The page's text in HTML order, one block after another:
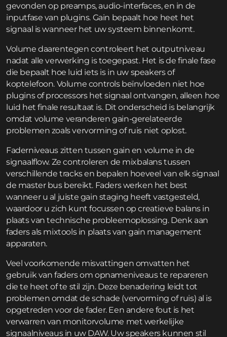
gevonden op preamps, audio-interfaces, en in de
inputfase van plugins. Gain bepaalt hoe heet het
signaal is wanneer het uw systeem binnenkomt.
Volume daarentegen controleert het outputniveau
nadat alle verwerking is toegepast. Het is de finale fase
die bepaalt hoe luid iets is in uw speakers of
koptelefoon. Volume controls beïnvloeden niet hoe
plugins of processors het signaal ontvangen, alleen hoe
luid het finale resultaat is. Dit onderscheid is belangrijk
omdat volume veranderen gain-gerelateerde
problemen zoals vervorming of ruis niet oplost.
Faderniveaus zitten tussen gain en volume in de
signaalflow. Ze controleren de mixbalans tussen
verschillende tracks en bepalen hoeveel van elk signaal
de master bus bereikt. Faders werken het best
wanneer u al juiste gain staging heeft vastgesteld,
waardoor u zich kunt focussen op creatieve balans in
plaats van technische probleemoplossing. Denk aan
faders als mixtools in plaats van gain management
apparaten.
Veel voorkomende misvattingen omvatten het
gebruik van faders om opnameniveaus te repareren
die te heet of te stil zijn. Deze benadering leidt tot
problemen omdat de schade (vervorming of ruis) al is
opgetreden voor de fader. Een andere fout is het
verwarren van monitorvolume met werkelijke
signaalniveaus in uw DAW. Uw speakers kunnen stil